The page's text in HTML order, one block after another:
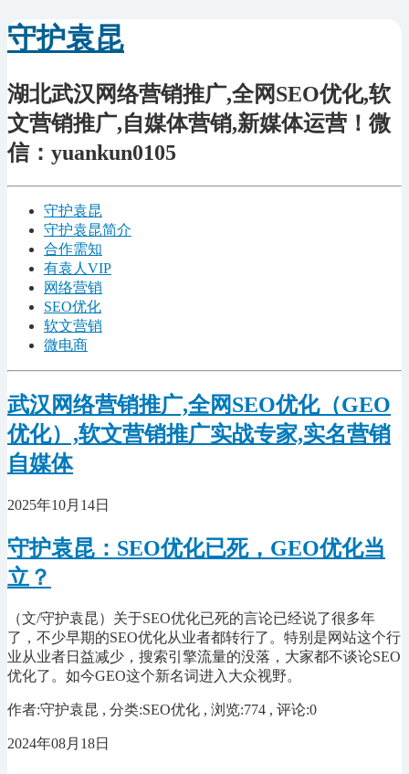
守护袁昆
湖北武汉网络营销推广,全网SEO优化,软
文营销推广,自媒体营销,新媒体运营！微
信：yuankun0105
守护袁昆
守护袁昆简介
合作需知
有袁人VIP
网络营销
SEO优化
软文营销
微电商
武汉网络营销推广,全网SEO优化（GEO
优化）,软文营销推广实战专家,实名营销
自媒体
2025年10月14日
守护袁昆：SEO优化已死，GEO优化当
立？
（文/守护袁昆）关于SEO优化已死的言论已经说了很多年
了，不少早期的SEO优化从业者都转行了。特别是网站这个行
业从业者日益减少，搜索引擎流量的没落，大家都不谈论SEO
优化了。如今GEO这个新名词进入大众视野。
作者:守护袁昆 , 分类:SEO优化 , 浏览:774 , 评论:0
2024年08月18日